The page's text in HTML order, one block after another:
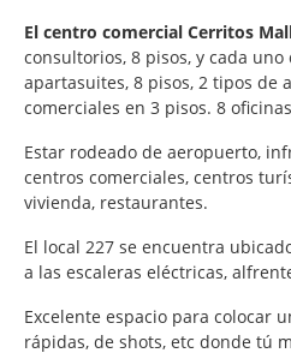
El centro comercial Cerritos
consultorios, 8 pisos, y cada uno
apartasuites, 8 pisos, 2 tipos de
comerciales en 3 pisos. 8
Estar rodeado de aeropuerto,
centros comerciales, centros
vivienda, restaurantes.
El local 227 se encuentra
a las escaleras eléctricas,
Excelente espacio para colocar
rápidas, de shots, etc donde tú